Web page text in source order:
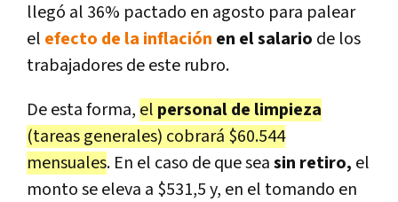
llegó al 36% pactado en agosto para palear
el efecto de la inflación en el salario de los
trabajadores de este rubro.
De esta forma, el personal de limpieza
(tareas generales) cobrará $60.544
mensuales. En el caso de que seasin retiro, el
monto se eleva a $531,5 y, en el tomando en